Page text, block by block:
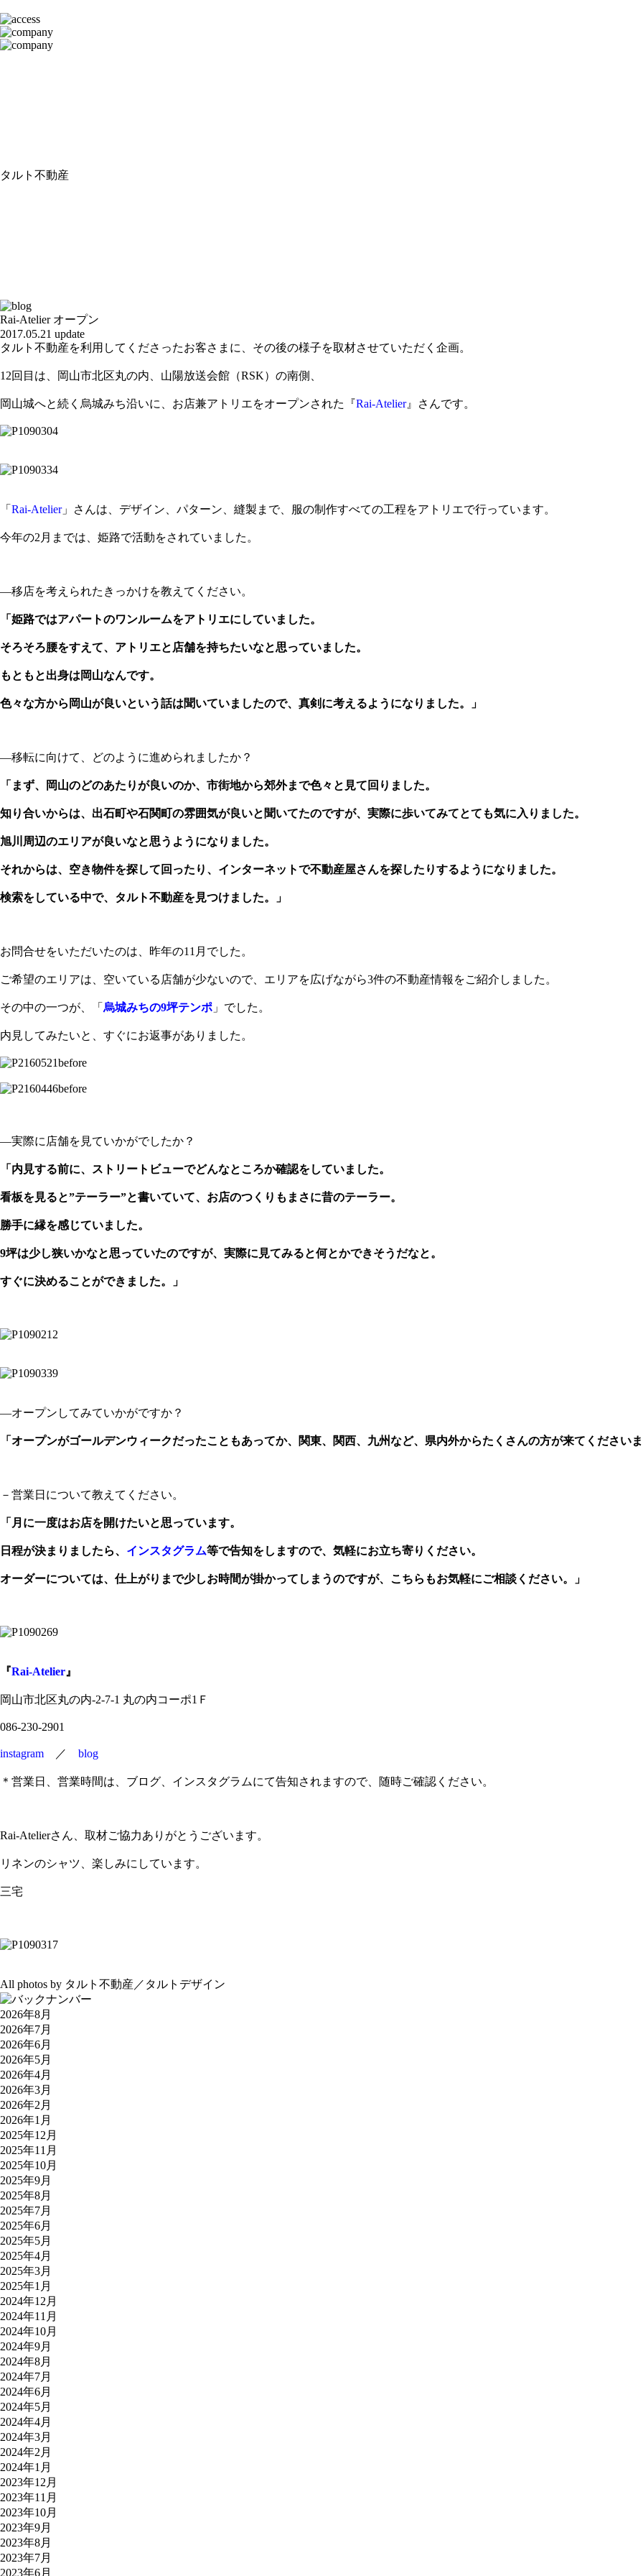
タルト不動産
Rai-Atelier オープン
2017.05.21 update
タルト不動産を利用してくださったお客さまに、その後の様子を取材させていただく企画。
12回目は、岡山市北区丸の内、山陽放送会館（RSK）の南側、
岡山城へと続く烏城みち沿いに、お店兼アトリエをオープンされた『Rai-Atelier』さんです。
「 Rai-Atelier」さんは、デザイン、パターン、縫製まで、服の制作すべての工程をアトリエで行っています。
今年の2月までは、姫路で活動をされていました。
―移店を考えられたきっかけを教えてください。
「姫路ではアパートのワンルームをアトリエにしていました。
そろそろ腰をすえて、アトリエと店舗を持ちたいなと思っていました。
もともと出身は岡山なんです。
色々な方から岡山が良いという話は聞いていましたので、真剣に考えるようになりました。」
―移転に向けて、どのように進められましたか？
「まず、岡山のどのあたりが良いのか、市街地から郊外まで色々と見て回りました。
知り合いからは、出石町や石関町の雰囲気が良いと聞いてたのですが、実際に歩いてみてとても気に入りました。
旭川周辺のエリアが良いなと思うようになりました。
それからは、空き物件を探して回ったり、インターネットで不動産屋さんを探したりするようになりました。
検索をしている中で、タルト不動産を見つけました。」
お問合せをいただいたのは、昨年の11月でした。
ご希望のエリアは、空いている店舗が少ないので、エリアを広げながら3件の不動産情報をご紹介しました。
その中の一つが、「 烏城みちの9坪テンポ 」でした。
内見してみたいと、すぐにお返事がありました。
before
before
―実際に店舗を見ていかがでしたか？
「内見する前に、ストリートビューでどんなところか確認をしていました。
看板を見ると”テーラー”と書いていて、お店のつくりもまさに昔のテーラー。
勝手に縁を感じていました。
9坪は少し狭いかなと思っていたのですが、実際に見てみると何とかできそうだなと。
すぐに決めることができました。」
―オープンしてみていかがですか？
「オープンがゴールデンウィークだったこともあってか、関東、関西、九州など、県内外からたくさんの方が来てください
－営業日について教えてください。
「月に一度はお店を開けたいと思っています。
日程が決まりましたら、 インスタグラム等で告知をしますので、気軽にお立ち寄りください。
オーダーについては、仕上がりまで少しお時間が掛かってしまうのですが、こちらもお気軽にご相談ください。」
『Rai-Atelier 』
岡山市北区丸の内-2-7-1 丸の内コーポ1Ｆ
086-230-2901
instagram ／ blog
＊営業日、営業時間は、ブログ、インスタグラムにて告知されますので、随時ご確認ください。
Rai-Atelierさん、取材ご協力ありがとうございます。
リネンのシャツ、楽しみにしています。
三宅
All photos by タルト不動産／タルトデザイン
2026年8月
2026年7月
2026年6月
2026年5月
2026年4月
2026年3月
2026年2月
2026年1月
2025年12月
2025年11月
2025年10月
2025年9月
2025年8月
2025年7月
2025年6月
2025年5月
2025年4月
2025年3月
2025年1月
2024年12月
2024年11月
2024年10月
2024年9月
2024年8月
2024年7月
2024年6月
2024年5月
2024年4月
2024年3月
2024年2月
2024年1月
2023年12月
2023年11月
2023年10月
2023年9月
2023年8月
2023年7月
2023年6月